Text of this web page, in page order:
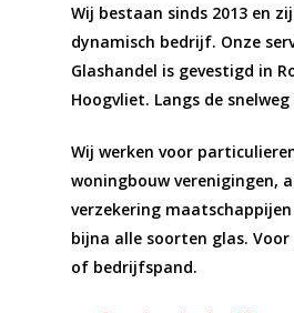
Wij bestaan sinds 2013 en
dynamisch bedrijf. Onze
Glashandel is gevestigd in
Hoogvliet. Langs de snelweg
Wij werken voor
woningbouw verenigingen,
verzekering
bijna alle soorten glas.
of bedrijfspand.